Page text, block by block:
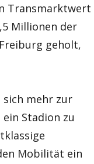
Transmarktwert
Millionen der
geholt,
sich mehr zur
Stadion zu
Mobilität ein